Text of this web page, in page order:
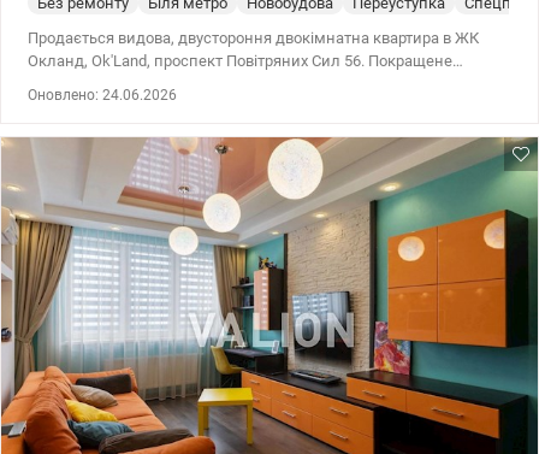
Продається видова, двустороння двокімнатна квартира в ЖК
Окланд, Ok'Land, проспект Повітряних Сил 56. Покращене
на двір та місто.  Внутрішні стіни у квартирі можна зносити та
робити перепланування. Будинок №1. (за рахунком від
проспекту третій) Поверх11 та 24. Для опалення в будинку
встановлено власну газову котельню. Технологія - Розумний дім.
(Керуйте Вашою квартирою зі смартфона) • Квартира продається
за переуступкою. У день покупки з переуступки, Ви можете
одночасно оформити право власності. Інні 0674047669
Ціна:107000у.о valion.ua/1146365
Оновлено: 24.06.2026